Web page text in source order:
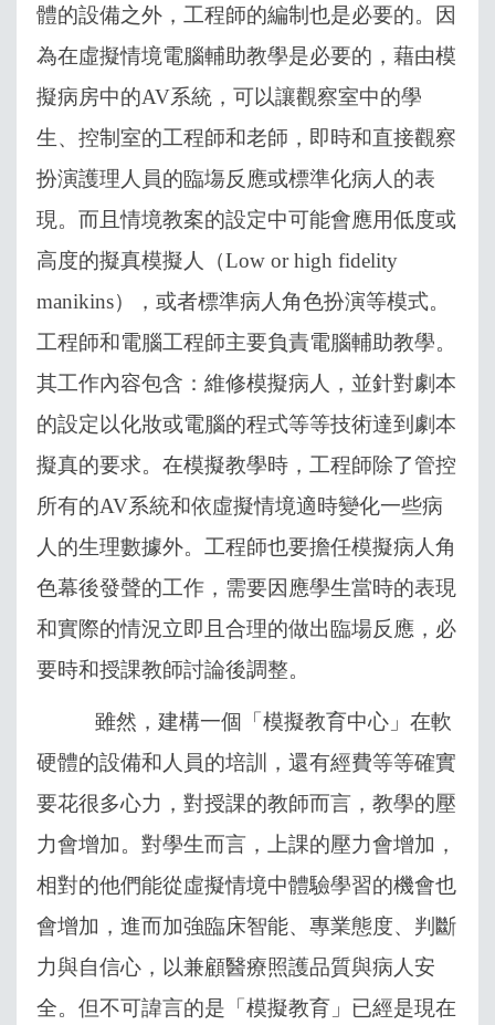
體的設備之外，工程師的編制也是必要的。因
為在虛擬情境電腦輔助教學是必要的，藉由模
擬病房中的AV系統，可以讓觀察室中的學
生、控制室的工程師和老師，即時和直接觀察
扮演護理人員的臨塲反應或標準化病人的表
現。而且情境教案的設定中可能會應用低度或
高度的擬真模擬人（Low or high fidelity
manikins），或者標準病人角色扮演等模式。
工程師和電腦工程師主要負責電腦輔助教學。
其工作內容包含：維修模擬病人，並針對劇本
的設定以化妝或電腦的程式等等技術達到劇本
擬真的要求。在模擬教學時，工程師除了管控
所有的AV系統和依虛擬情境適時變化一些病
人的生理數據外。工程師也要擔任模擬病人角
色幕後發聲的工作，需要因應學生當時的表現
和實際的情況立即且合理的做出臨場反應，必
要時和授課教師討論後調整。
雖然，建構一個「模擬教育中心」在軟
硬體的設備和人員的培訓，還有經費等等確實
要花很多心力，對授課的教師而言，教學的壓
力會增加。對學生而言，上課的壓力會增加，
相對的他們能從虛擬情境中體驗學習的機會也
會增加，進而加強臨床智能、專業態度、判斷
力與自信心，以兼顧醫療照護品質與病人安
全。但不可諱言的是「模擬教育」已經是現在